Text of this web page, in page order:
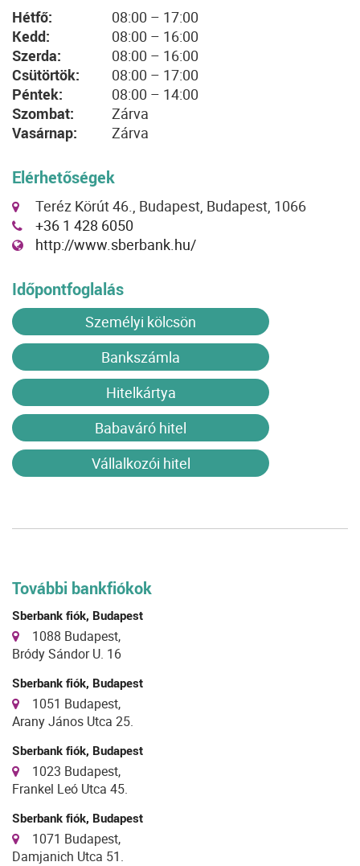
Hétfő:
08:00 – 17:00
Kedd:
08:00 – 16:00
Szerda:
08:00 – 16:00
Csütörtök:
08:00 – 17:00
Péntek:
08:00 – 14:00
Szombat:
Zárva
Vasárnap:
Zárva
Elérhetőségek
Teréz Körút 46., Budapest, Budapest, 1066
+36 1 428 6050
http://www.sberbank.hu/
Időpontfoglalás
Személyi kölcsön
Bankszámla
Hitelkártya
Babaváró hitel
Vállalkozói hitel
További bankfiókok
Sberbank fiók, Budapest
1088 Budapest,
Bródy Sándor U. 16
Sberbank fiók, Budapest
1051 Budapest,
Arany János Utca 25.
Sberbank fiók, Budapest
1023 Budapest,
Frankel Leó Utca 45.
Sberbank fiók, Budapest
1071 Budapest,
Damjanich Utca 51.